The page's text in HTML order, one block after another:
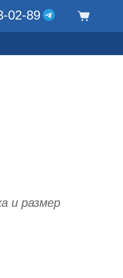
02-89
и размер